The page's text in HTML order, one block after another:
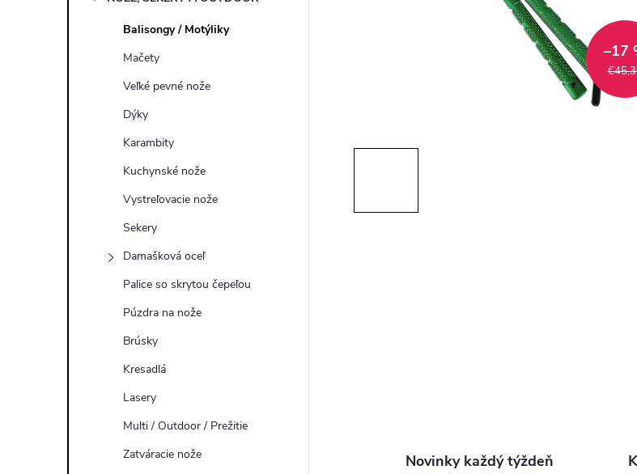
Balisongy / Motýliky
Mačety
Veľké pevné nože
Dýky
Karambity
Kuchynské nože
Vystreľovacie nože
Sekery
Damašková oceľ
Palice so skrytou čepeľou
Púzdra na nože
Brúsky
Kresadlá
Lasery
Multi / Outdoor / Prežitie
Zatváracie nože
–17
Novinky každý týždeň